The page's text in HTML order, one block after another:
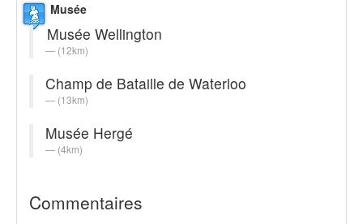
Musée
Musée Wellington
(12km)
Champ de Bataille de Waterloo
(13km)
Musée Hergé
(4km)
Commentaires